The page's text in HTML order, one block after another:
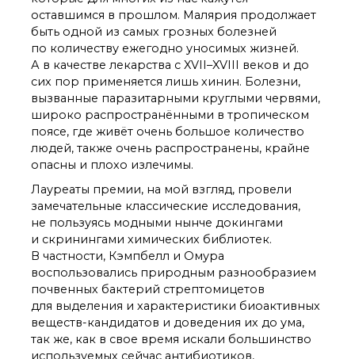
Преподавательский
состав
Достижения
Почтовый сервер
Внутренний сайт
ЯМР-центр ИОХ РАН
оставшимся в прошлом. Малярия продолжает
быть одной из самых грозных болезней
по количеству ежегодно уносимых жизней.
А в качестве лекарства с XVII–XVIII веков и до
сих пор применяется лишь хинин. Болезни,
вызванные паразитарными круглыми червями,
широко распространёнными в тропическом
поясе, где живёт очень большое количество
людей, также очень распространены, крайне
опасны и плохо излечимы.
Лауреаты премии, на мой взгляд, провели
замечательные классические исследования,
не пользуясь модными нынче докингами
и скринингами химических библиотек.
В частности, Кэмпбелл и Омура
воспользовались природным разнообразием
почвенных бактерий стрептомицетов
для выделения и характеристики биоактивных
веществ-кандидатов и доведения их до ума,
так же, как в свое время искали большинство
используемых сейчас антибиотиков,